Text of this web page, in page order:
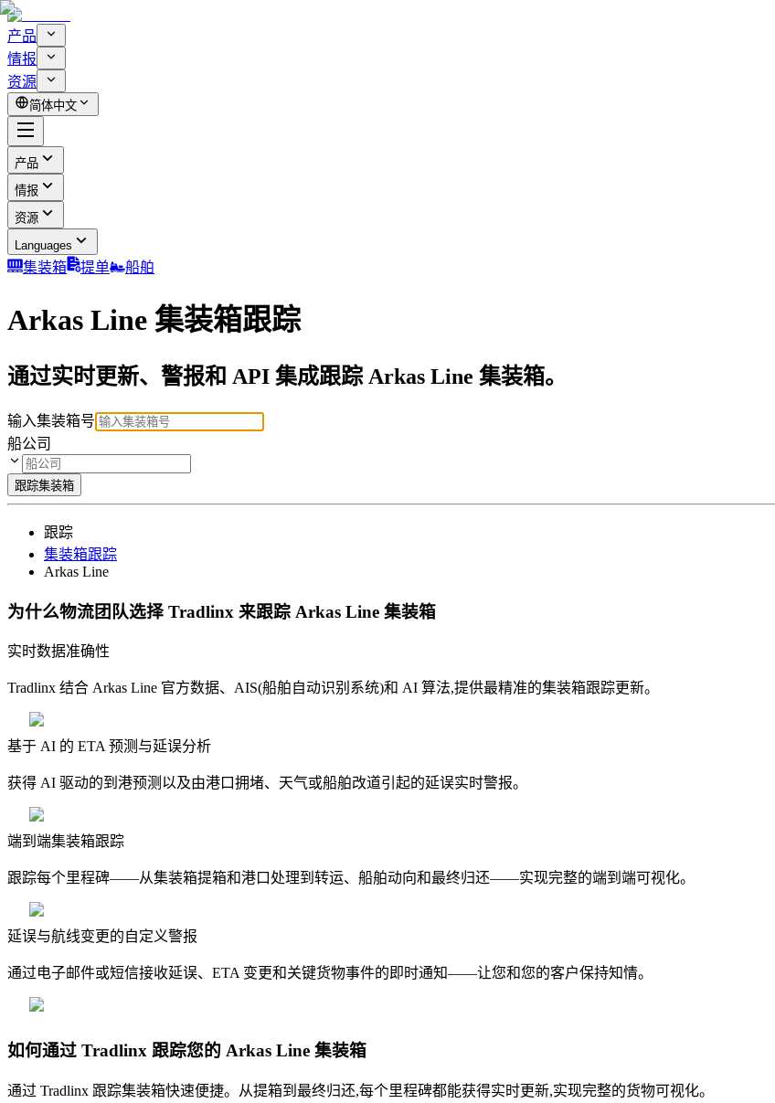
产品
情报
资源
简体中文
产品
情报
资源
Languages
集装箱 提单 船舶
Arkas Line 集装箱跟踪
通过实时更新、警报和 API 集成跟踪 Arkas Line 集装箱。
输入集装箱号
船公司
跟踪集装箱
跟踪
集装箱跟踪
Arkas Line
为什么物流团队选择 Tradlinx 来跟踪 Arkas Line 集装箱
实时数据准确性
Tradlinx 结合 Arkas Line 官方数据、AIS(船舶自动识别系统)和 AI 算法,提供最精准的集装箱跟踪更新。
基于 AI 的 ETA 预测与延误分析
获得 AI 驱动的到港预测以及由港口拥堵、天气或船舶改道引起的延误实时警报。
端到端集装箱跟踪
跟踪每个里程碑——从集装箱提箱和港口处理到转运、船舶动向和最终归还——实现完整的端到端可视化。
延误与航线变更的自定义警报
通过电子邮件或短信接收延误、ETA 变更和关键货物事件的即时通知——让您和您的客户保持知情。
如何通过 Tradlinx 跟踪您的 Arkas Line 集装箱
通过 Tradlinx 跟踪集装箱快速便捷。从提箱到最终归还,每个里程碑都能获得实时更新,实现完整的货物可视化。